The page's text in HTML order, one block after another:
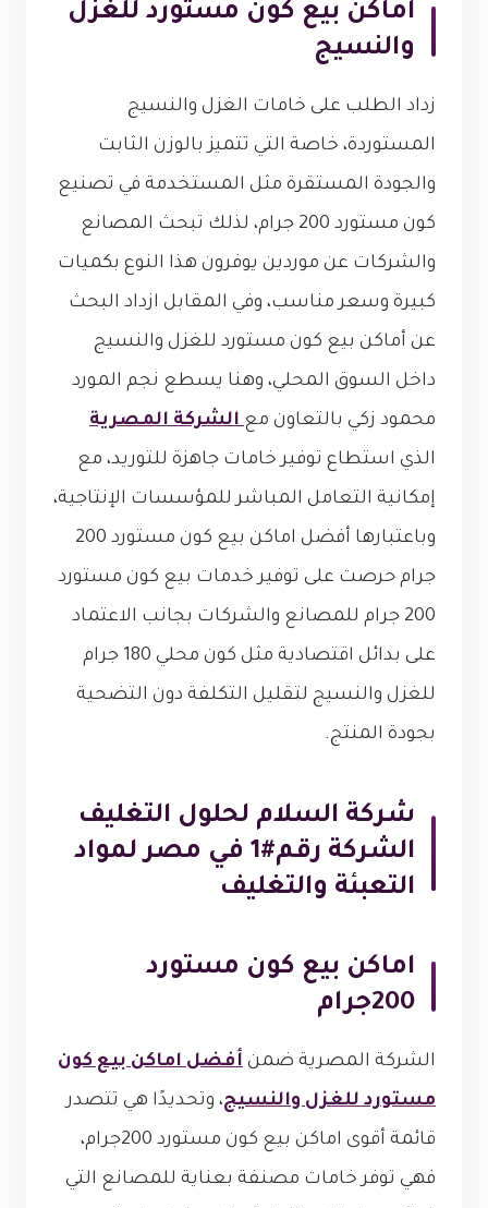
اماكن بيع كون مستورد للغزل
والنسيج
زداد الطلب على خامات الغزل والنسيج
المستوردة، خاصة التي تتميز بالوزن الثابت
والجودة المستقرة مثل المستخدمة في تصنيع
كون مستورد 200 جرام، لذلك تبحث المصانع
والشركات عن موردين يوفرون هذا النوع بكميات
كبيرة وسعر مناسب، وفي المقابل ازداد البحث
عن أماكن بيع كون مستورد للغزل والنسيج
داخل السوق المحلي، وهنا يسطع نجم المورد
محمود زكي بالتعاون معالشركة المصرية
الذي استطاع توفير خامات جاهزة للتوريد، مع
إمكانية التعامل المباشر للمؤسسات الإنتاجية،
وباعتبارها أفضل اماكن بيع كون مستورد 200
جرام حرصت على توفير خدمات بيع كون مستورد
200 جرام للمصانع والشركات بجانب الاعتماد
على بدائل اقتصادية مثل كون محلي 180 جرام
للغزل والنسيج لتقليل التكلفة دون التضحية
بجودة المنتج.
شركة السلام لحلول التغليف
الشركة رقم#1 في مصر لمواد
التعبئة والتغليف
اماكن بيع كون مستورد
200جرام
الشركة المصرية ضمن أفضل اماكن بيع كون
مستورد للغزل والنسيج، وتحديدًا هي تتصدر
قائمة أقوى اماكن بيع كون مستورد 200جرام،
فهي توفر خامات مصنفة بعناية للمصانع التي